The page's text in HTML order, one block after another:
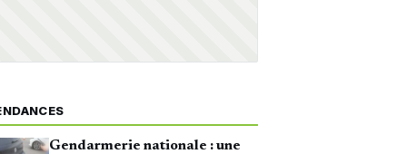
Gendarmerie nationale : une